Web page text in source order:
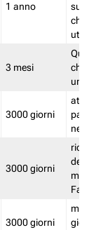
1 anno
utenti
3 mesi
che
una
3000 giorni
attiva
3000 giorni
3000 giorni